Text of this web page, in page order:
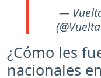
—
¿Cómo les
nacionales